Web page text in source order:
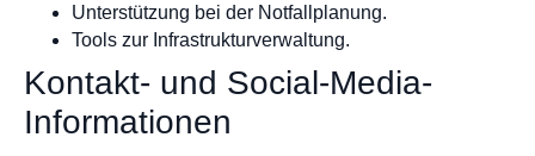
Unterstützung bei der Notfallplanung.
Tools zur Infrastrukturverwaltung.
Kontakt- und Social-Media-
Informationen